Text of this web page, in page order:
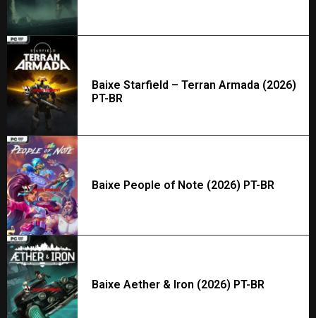
Baixe Starfield – Terran Armada (2026)
PT-BR
Baixe People of Note (2026) PT-BR
Baixe Aether & Iron (2026) PT-BR